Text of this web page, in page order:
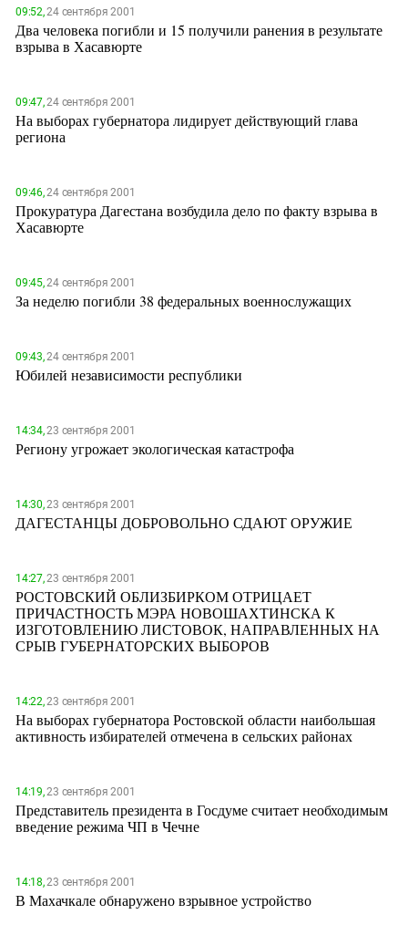
КАВКАЗ ЗА ПАЛЕСТИНУ
Дагестан
Ингушетия
Калмыкия
Карачаево-Черкесия
Нагорный Карабах
Российская Федерация
СКФО
Чечня
Южная Осетия
ЮФО
09:52,24 сентября 2001
Два человека погибли и 15 получили ранения в результате
взрыва в Хасавюрте
09:47,24 сентября 2001
На выборах губернатора лидирует действующий глава
региона
09:46,24 сентября 2001
Прокуратура Дагестана возбудила дело по факту взрыва в
Хасавюрте
09:45,24 сентября 2001
За неделю погибли 38 федеральных военнослужащих
09:43,24 сентября 2001
Юбилей независимости республики
14:34,23 сентября 2001
Региону угрожает экологическая катастрофа
14:30,23 сентября 2001
ДАГЕСТАНЦЫ ДОБРОВОЛЬНО СДАЮТ ОРУЖИЕ
14:27,23 сентября 2001
РОСТОВСКИЙ ОБЛИЗБИРКОМ ОТРИЦАЕТ
ПРИЧАСТНОСТЬ МЭРА НОВОШАХТИНСКА К
ИЗГОТОВЛЕНИЮ ЛИСТОВОК, НАПРАВЛЕННЫХ НА
СРЫВ ГУБЕРНАТОРСКИХ ВЫБОРОВ
14:22,23 сентября 2001
На выборах губернатора Ростовской области наибольшая
активность избирателей отмечена в сельских районах
14:19,23 сентября 2001
Представитель президента в Госдуме считает необходимым
введение режима ЧП в Чечне
14:18,23 сентября 2001
В Махачкале обнаружено взрывное устройство